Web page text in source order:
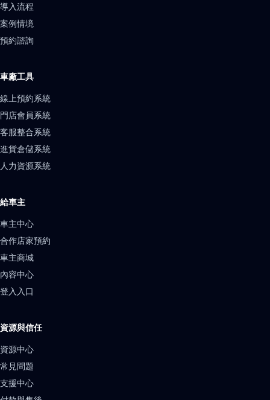
導入流程
案例情境
預約諮詢
車廠工具
線上預約系統
門店會員系統
客服整合系統
進貨倉儲系統
人力資源系統
給車主
車主中心
合作店家預約
車主商城
內容中心
登入入口
資源與信任
資源中心
常見問題
支援中心